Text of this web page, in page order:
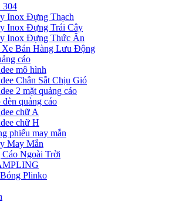
304
Inox Đựng Thạch
Inox Đựng Trái Cây
Inox Đựng Thức Ăn
Xe Bán Hàng Lưu Động
cáo
mô hình
Chân Sắt Chịu Gió
2 mặt quảng cáo
quảng cáo
chữ A
chữ H
phiếu may mắn
May Mắn
Ngoài Trời
Plinko